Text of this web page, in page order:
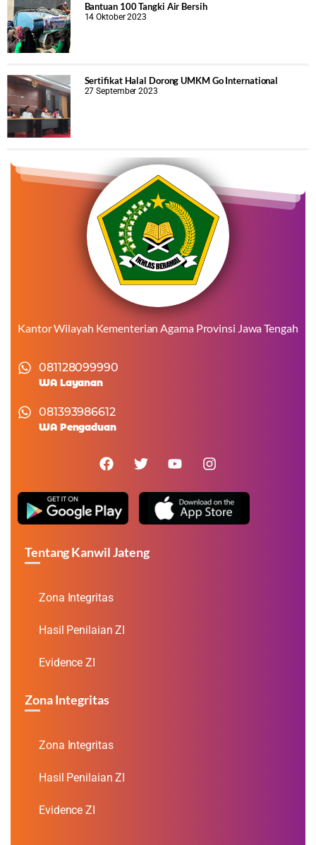
Bantuan 100 Tangki Air Bersih
14 Oktober 2023
Sertifikat Halal Dorong UMKM Go International
27 September 2023
Kantor Wilayah Kementerian Agama Provinsi Jawa Tengah
081128099990
WA Layanan
081393986612
WA Pengaduan
Tentang Kanwil Jateng
Zona Integritas
Hasil Penilaian ZI
Evidence ZI
Zona Integritas
Zona Integritas
Hasil Penilaian ZI
Evidence ZI